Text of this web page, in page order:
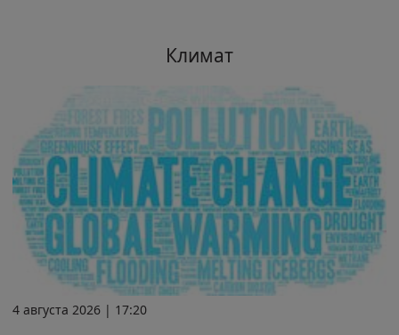
Климат
4 августа 2026 | 17:20